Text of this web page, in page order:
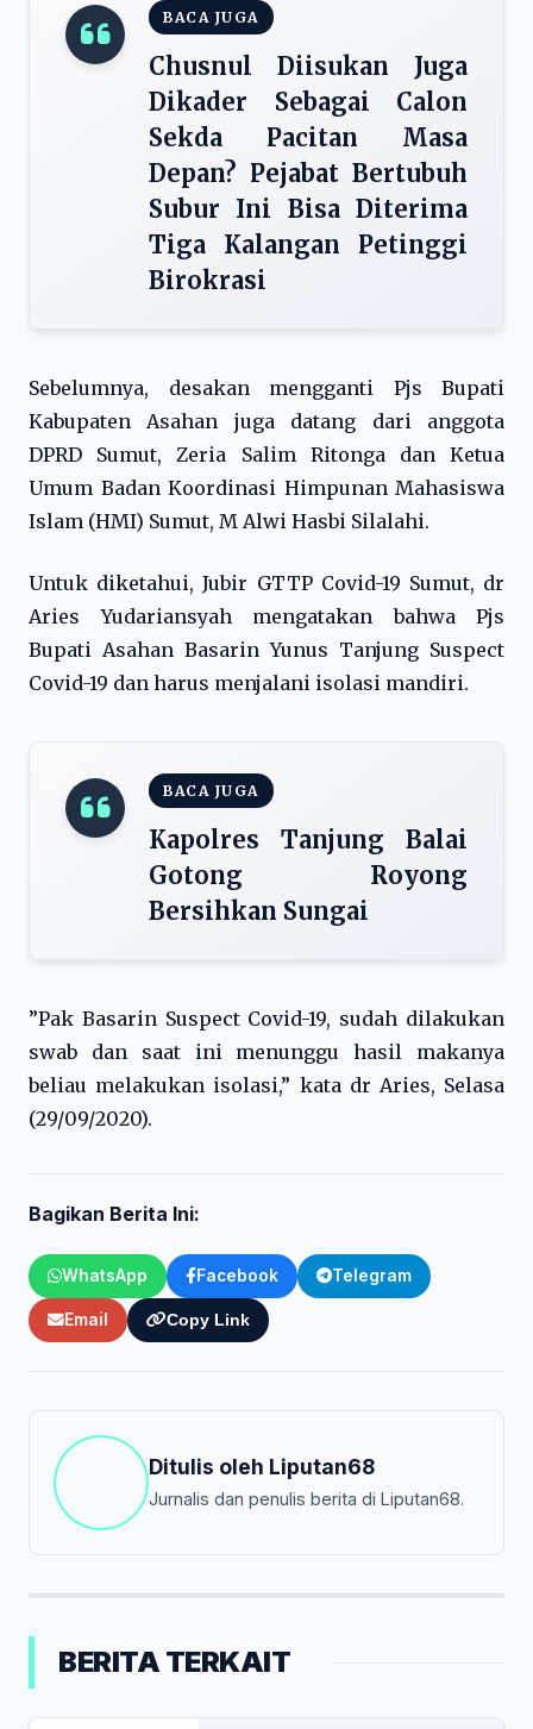
BACA JUGA
Chusnul Diisukan Juga
Dikader Sebagai Calon
Sekda Pacitan Masa
Depan? Pejabat Bertubuh
Subur Ini Bisa Diterima
Tiga Kalangan Petinggi
Birokrasi
Sebelumnya, desakan mengganti Pjs Bupati
Kabupaten Asahan juga datang dari anggota
DPRD Sumut, Zeria Salim Ritonga dan Ketua
Umum Badan Koordinasi Himpunan Mahasiswa
Islam (HMI) Sumut, M Alwi Hasbi Silalahi.
Untuk diketahui, Jubir GTTP Covid-19 Sumut, dr
Aries Yudariansyah mengatakan bahwa Pjs
Bupati Asahan Basarin Yunus Tanjung Suspect
Covid-19 dan harus menjalani isolasi mandiri.
BACA JUGA
Kapolres Tanjung Balai
Gotong Royong
Bersihkan Sungai
”Pak Basarin Suspect Covid-19, sudah dilakukan
swab dan saat ini menunggu hasil makanya
beliau melakukan isolasi,” kata dr Aries, Selasa
(29/09/2020).
Bagikan Berita Ini:
WhatsApp Facebook Telegram
Email Copy Link
Ditulis oleh Liputan68
Jurnalis dan penulis berita di Liputan68.
BERITA TERKAIT